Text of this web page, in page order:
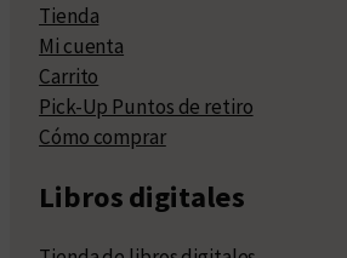
Tienda
Mi cuenta
Carrito
Pick-Up Puntos de retiro
Cómo comprar
Libros digitales